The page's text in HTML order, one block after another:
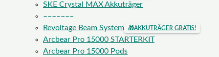
SKE Crystal MAX Akkuträger
–––––––
Revoltage Beam System
🎁AKKUTRÄGER GRATIS!
Arcbear Pro 15000 STARTERKIT
Arcbear Pro 15000 Pods